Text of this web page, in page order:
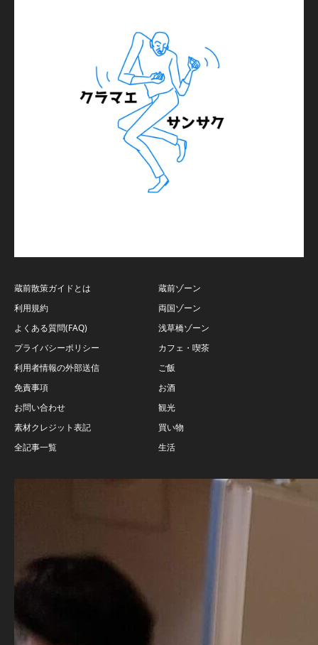
蔵前散策ガイドとは
利用規約
よくある質問(FAQ)
プライバシーポリシー
利用者情報の外部送信
免責事項
お問い合わせ
素材クレジット表記
全記事一覧
蔵前ゾーン
両国ゾーン
浅草橋ゾーン
カフェ・喫茶
ご飯
お酒
観光
買い物
生活